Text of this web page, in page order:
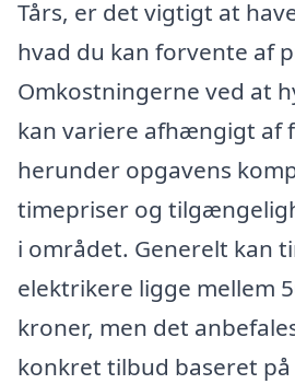
Tårs, er det vigtigt at
hvad du kan forvente af
Omkostningerne ved at
kan variere afhængigt af
herunder opgavens
timepriser og
i området. Generelt kan
elektrikere ligge mellem
kroner, men det
konkret tilbud baseret